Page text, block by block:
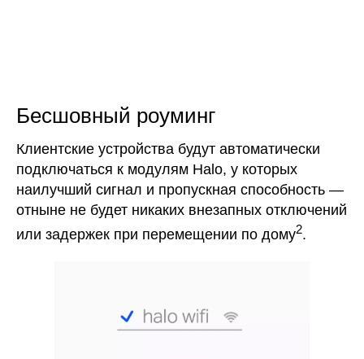
Бесшовный роуминг
Клиентские устройства будут автоматически
подключаться к модулям Halo, у которых
наилучший сигнал и пропускная способность —
отныне не будет никаких внезапных отключений
или задержек при перемещении по дому2.